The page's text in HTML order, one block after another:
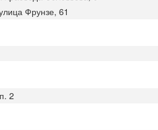
Фрунзе, 61
2